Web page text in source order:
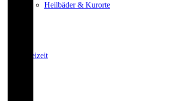
Heilbäder & Kurorte
Freizeit